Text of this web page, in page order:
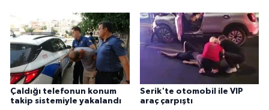
Çaldığı telefonun konum
takip sistemiyle yakalandı
Serik'te otomobil ile VIP
araç çarpıştı